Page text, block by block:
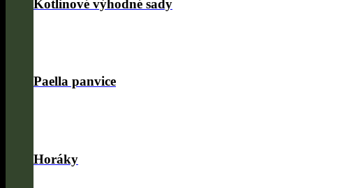
Kotlinové výhodné sady
Paella panvice
Horáky